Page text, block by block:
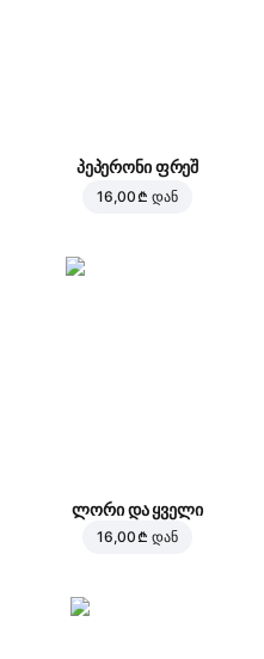
პეპერონი ფრეშ
16,00 ₾ დან
ლორი და ყველი
16,00 ₾ დან